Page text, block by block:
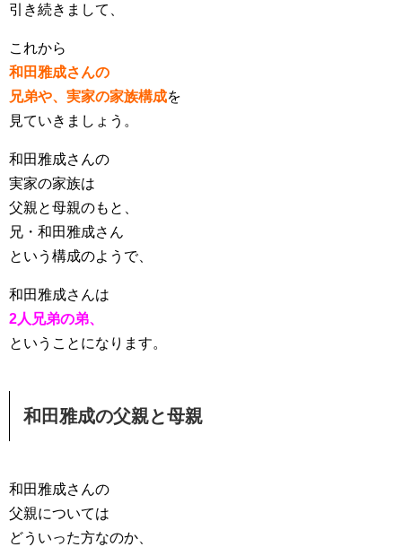
引き続きまして、
これから
和田雅成さんの
兄弟や、実家の家族構成を
見ていきましょう。
和田雅成さんの
実家の家族は
父親と母親のもと、
兄・和田雅成さん
という構成のようで、
和田雅成さんは
2人兄弟の弟、
ということになります。
和田雅成の父親と母親
和田雅成さんの
父親については
どういった方なのか、